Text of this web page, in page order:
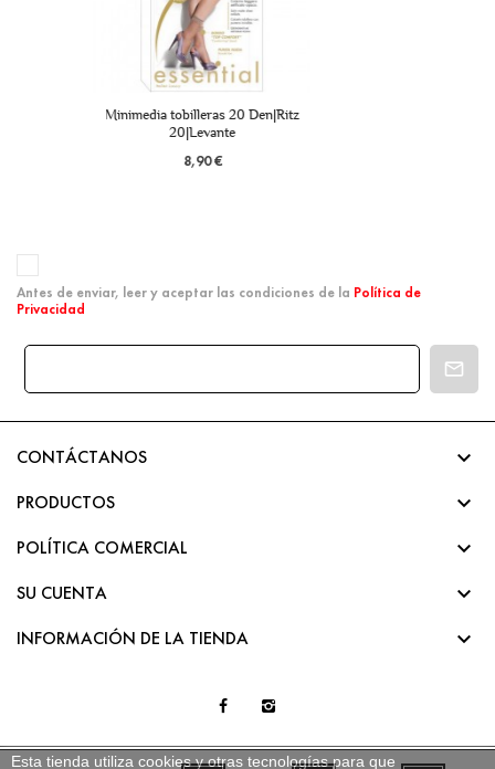
Minimedia tobilleras 20 Den|Ritz
Antes de enviar, leer y aceptar las condiciones de la Política de
Privacidad
CONTÁCTANOS 
PRODUCTOS 
POLÍTICA COMERCIAL 
SU CUENTA 
INFORMACIÓN DE LA TIENDA 
Esta tienda utiliza cookies y otras tecnologías para que